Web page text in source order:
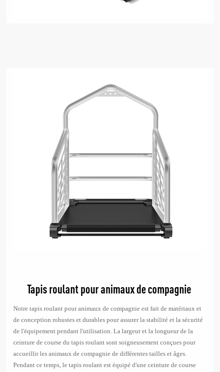
Tapis roulant pour animaux de compagnie
Notre tapis roulant pour animaux de compagnie est fait de matériaux et
de conception robustes et durables pour assurer la stabilité et la sécurité
de l'équipement pendant l'utilisation. La largeur et la longueur de la
ceinture de course du tapis roulant sont soigneusement conçues pour
accueillir les animaux de compagnie de différentes tailles et âges.
Pendant ce temps, le tapis roulant est équipé d'une ceinture de course